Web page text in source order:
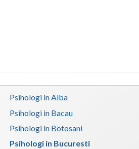
Psihologi in Alba
Psihologi in Bacau
Psihologi in Botosani
Psihologi in Bucuresti